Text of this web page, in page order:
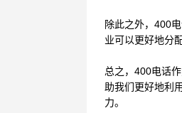
除此之外， 400
业可以更好地分
总之， 400电话
助我们更好地利
力。